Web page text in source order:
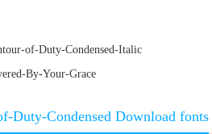
of-Duty-Condensed-Italic
By-Your-Grace
Duty-Condensed Download fonts